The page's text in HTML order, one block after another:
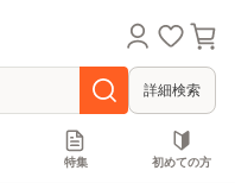
詳細検索
特集 初めての方